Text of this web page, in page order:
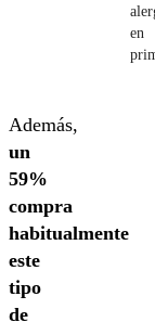
en
Además,
un
59%
compra
habitualmente
este
tipo
de